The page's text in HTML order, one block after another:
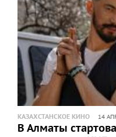
КАЗАХСТАНСКОЕ КИНО 14
В Алматы